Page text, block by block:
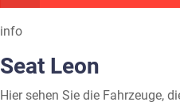
info
Seat Leon
Hier sehen Sie die Fahrzeuge,